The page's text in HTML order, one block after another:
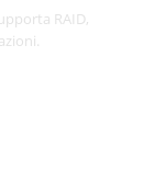
RAID,